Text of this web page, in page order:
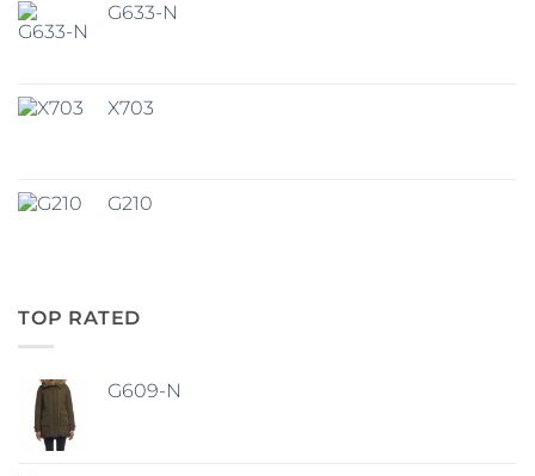
G633-N
X703
G210
TOP RATED
G609-N